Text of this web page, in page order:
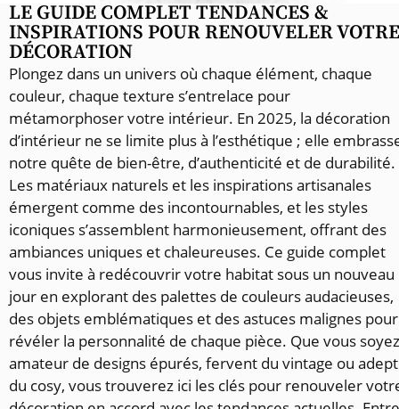
LE GUIDE COMPLET TENDANCES &
INSPIRATIONS POUR RENOUVELER VOTRE
DÉCORATION
Plongez dans un univers où chaque élément, chaque
couleur, chaque texture s’entrelace pour
métamorphoser votre intérieur. En 2025, la décoration
d’intérieur ne se limite plus à l’esthétique ; elle
notre quête de bien-être, d’authenticité et de durabilité.
Les matériaux naturels et les inspirations artisanales
émergent comme des incontournables, et les styles
iconiques s’assemblent harmonieusement, offrant des
ambiances uniques et chaleureuses. Ce guide complet
vous invite à redécouvrir votre habitat sous un nouveau
jour en explorant des palettes de couleurs audacieuses,
des objets emblématiques et des astuces malignes pour
révéler la personnalité de chaque pièce. Que vous soyez
amateur de designs épurés, fervent du vintage ou
du cosy, vous trouverez ici les clés pour renouveler